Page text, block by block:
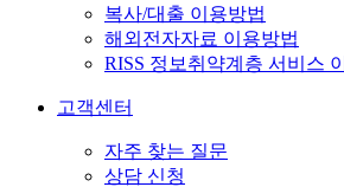
복사/대출 이용방법
해외전자자료 이용방법
RISS 정보취약계층 서비스
고객센터
자주 찾는 질문
상담 신청